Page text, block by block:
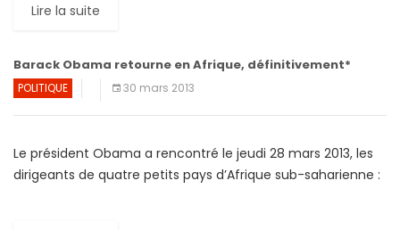
Lire la suite
Barack Obama retourne en Afrique, définitivement*
POLITIQUE 30 mars 2013
Le président Obama a rencontré le jeudi 28 mars 2013, les
dirigeants de quatre petits pays d’Afrique sub-saharienne :